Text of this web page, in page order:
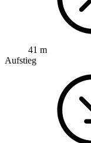
41 m
Aufstieg